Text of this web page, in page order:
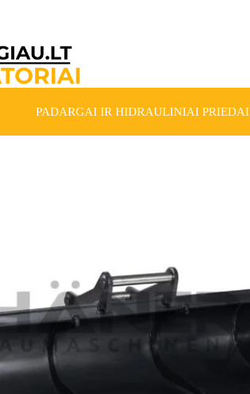
PADARGAI IR HIDRAULINIAI PRIEDAI